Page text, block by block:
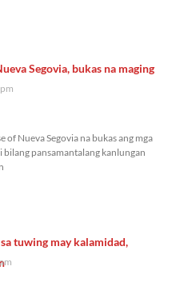
Segovia, bukas na maging
Nueva Segovia na bukas ang mga
bilang pansamantalang kanlungan
tuwing may kalamidad,